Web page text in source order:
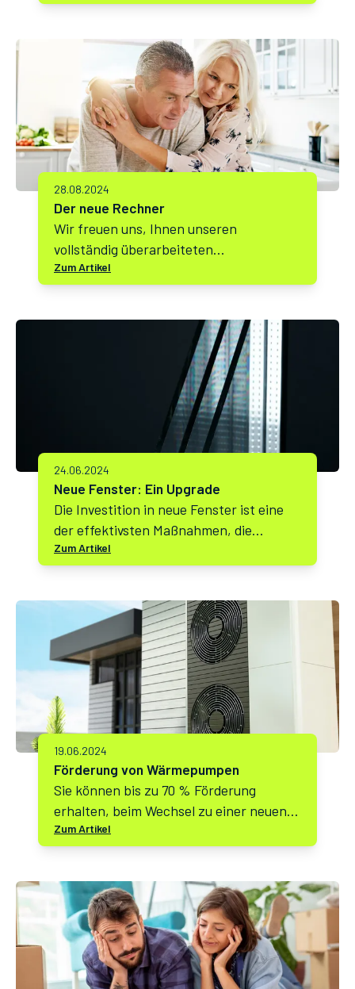
unterstützen soll, die ältere Immobilien
„Jung kauft alt“ bietet das Programm
attraktive finanzielle Anreize für den
Kauf und die Modernisierung von
Bestandsimmobilien. Dieser Artikel
beleuchtet die wichtigsten Aspekte des
Programms und gibt wertvolle Tipps für
potenzielle Käufer.
28.08.2024
Der neue Rechner
Wir freuen uns, Ihnen unseren
vollständig überarbeiteten
Sanierungsrechner vorstellen zu
können! Nach intensiver
Rechner grundlegend optimiert, um
Ihnen ein noch besseres Nutzererlebnis
Zum Artikel
24.06.2024
Neue Fenster: Ein Upgrade
Die Investition in neue Fenster ist eine
der effektivsten Maßnahmen, die
Hausbesitzer ergreifen können, um
sowohl den Wohnkomfort als auch die
verbessern.
Zum Artikel
19.06.2024
Förderung von Wärmepumpen
Sie können bis zu 70 % Förderung
erhalten, beim Wechsel zu einer neuen
Wärmepumpe!
Zum Artikel